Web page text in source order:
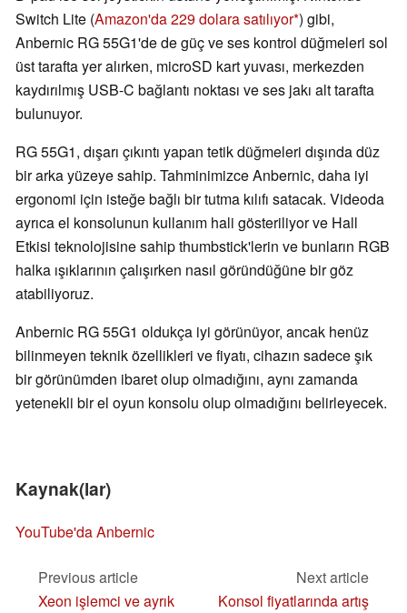
Switch Lite (Amazon'da 229 dolara satılıyor ) gibi,
Anbernic RG 55G1'de de güç ve ses kontrol düğmeleri sol
üst tarafta yer alırken, microSD kart yuvası, merkezden
kaydırılmış USB-C bağlantı noktası ve ses jakı alt tarafta
bulunuyor.
RG 55G1, dışarı çıkıntı yapan tetik düğmeleri dışında düz
bir arka yüzeye sahip. Tahminimizce Anbernic, daha iyi
ergonomi için isteğe bağlı bir tutma kılıfı satacak. Videoda
ayrıca el konsolunun kullanım hali gösteriliyor ve Hall
Etkisi teknolojisine sahip thumbstick'lerin ve bunların RGB
halka ışıklarının çalışırken nasıl göründüğüne bir göz
atabiliyoruz.
Anbernic RG 55G1 oldukça iyi görünüyor, ancak henüz
bilinmeyen teknik özellikleri ve fiyatı, cihazın sadece şık
bir görünümden ibaret olup olmadığını, aynı zamanda
yetenekli bir el oyun konsolu olup olmadığını belirleyecek.
Kaynak(lar)
YouTube'da Anbernic
Previous article
Xeon işlemci ve ayrık
Next article
Konsol fiyatlarında artış